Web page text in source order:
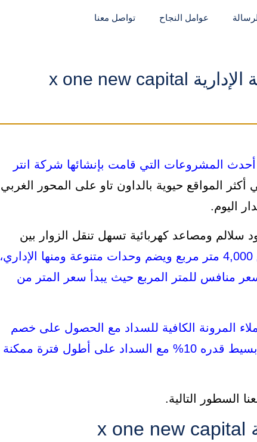
عوامل النجاح تواصل معنا
المشروعات التي قامت بإنشائها شركة انتر
المواقع حيوية بالداون تاو على المحور الغربي
اليوم.
و 11 دور علوي مع وجود سلالم ومصاعد كهربائية تسهل تنقل الزوار بين
وتم إنشاء مول x one على مساحة تبلغ 4,000 متر مربع ويضم وحدات متنوعة ومنها الإداري،
منافس للمتر المربع حيث يبدأ سعر المتر من
المرونة الكافية للسداد مع الحصول على خصم
وأما أنظمة السداد فيمكنك دفع مقدم بسيط قدره 10% مع السداد على أطول فترة ممكنة
السطور التالية.